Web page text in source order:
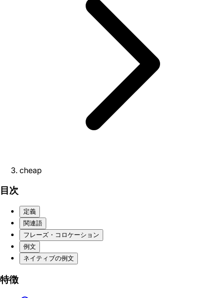
cheap
目次
定義
関連語
フレーズ・コロケーション
例文
ネイティブの例文
特徴